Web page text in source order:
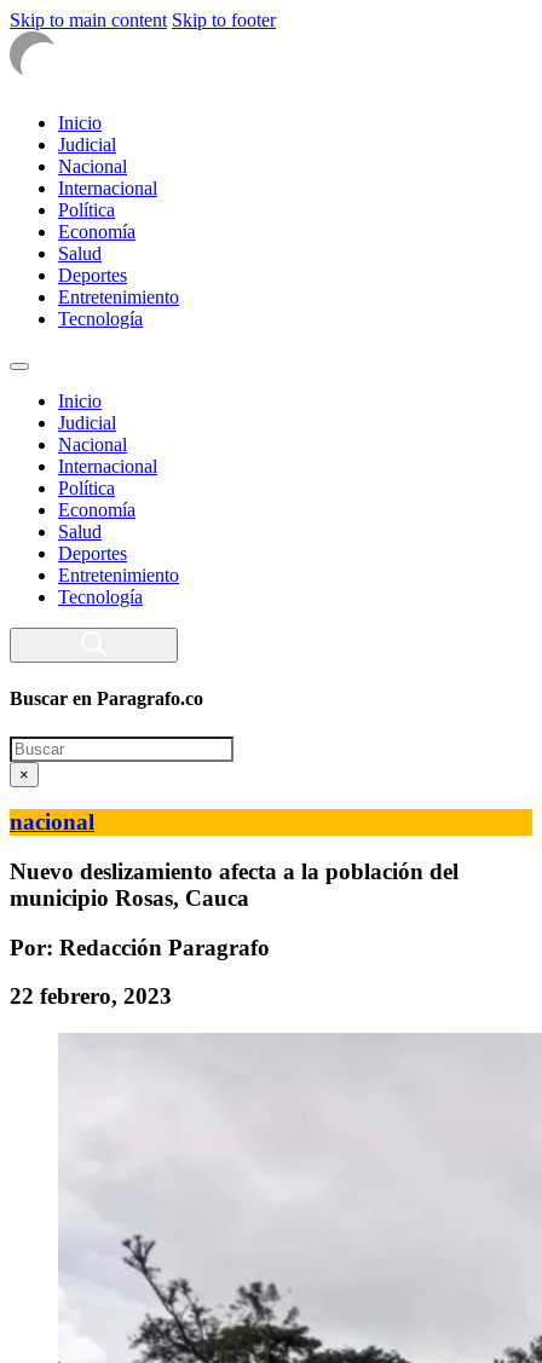
Skip to main content Skip to footer
Inicio
Judicial
Nacional
Internacional
Política
Economía
Salud
Deportes
Entretenimiento
Tecnología
Inicio
Judicial
Nacional
Internacional
Política
Economía
Salud
Deportes
Entretenimiento
Tecnología
Buscar en Paragrafo.co
Search
×
nacional
Nuevo deslizamiento afecta a la población del
municipio Rosas, Cauca
Por: Redacción Paragrafo
22 febrero, 2023